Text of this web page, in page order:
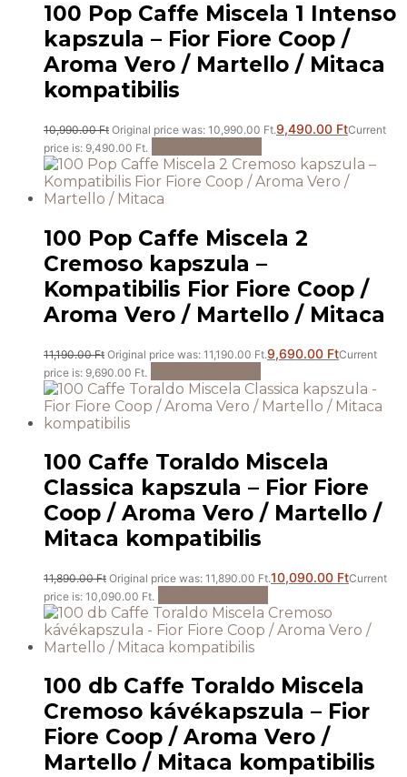
100 Pop Caffe Miscela 1 Intenso
kapszula – Fior Fiore Coop /
Aroma Vero / Martello / Mitaca
kompatibilis
10,990.00Ft Original price was: 10,990.00 Ft.9,490.00 FtCurrent
price is: 9,490.00 Ft.
100 Pop Caffe Miscela 2
Cremoso kapszula –
Kompatibilis Fior Fiore Coop /
Aroma Vero / Martello / Mitaca
11,190.00Ft Original price was: 11,190.00 Ft.9,690.00 FtCurrent
price is: 9,690.00 Ft.
100 Caffe Toraldo Miscela
Classica kapszula – Fior Fiore
Coop / Aroma Vero / Martello /
Mitaca kompatibilis
11,890.00Ft Original price was: 11,890.00 Ft.10,090.00 FtCurrent
price is: 10,090.00 Ft.
100 db Caffe Toraldo Miscela
Cremoso kávékapszula – Fior
Fiore Coop / Aroma Vero /
Martello / Mitaca kompatibilis